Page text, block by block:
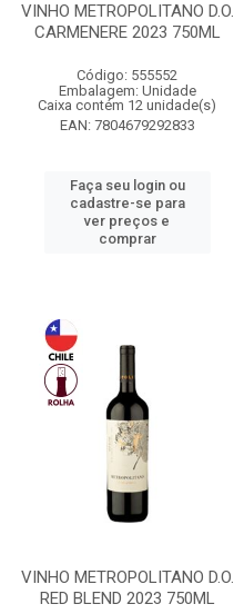
VINHO METROPOLITANO D.O.
CARMENERE 2023 750ML
Código: 555552
Embalagem: Unidade
Caixa contém 12 unidade(s)
EAN: 7804679292833
Faça seu login ou
cadastre-se para
ver preços e
comprar
VINHO METROPOLITANO D.O.
RED BLEND 2023 750ML